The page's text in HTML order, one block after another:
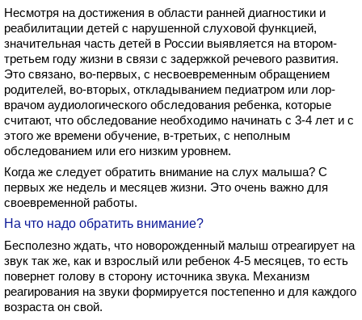
Несмотря на достижения в области ранней диагностики и
реабилитации детей с нарушенной слуховой функцией,
значительная часть детей в России выявляется на втором-
третьем году жизни в связи с задержкой речевого развития.
Это связано, во-первых, с несвоевременным обращением
родителей, во-вторых, откладыванием педиатром или лор-
врачом аудиологического обследования ребенка, которые
считают, что обследование необходимо начинать с 3-4 лет и с
этого же времени обучение, в-третьих, с неполным
обследованием или его низким уровнем.
Когда же следует обратить внимание на слух малыша? С
первых же недель и месяцев жизни. Это очень важно для
своевременной работы.
На что надо обратить внимание?
Бесполезно ждать, что новорожденный малыш отреагирует на
звук так же, как и взрослый или ребенок 4-5 месяцев, то есть
повернет голову в сторону источника звука. Механизм
реагирования на звуки формируется постепенно и для каждого
возраста он свой.